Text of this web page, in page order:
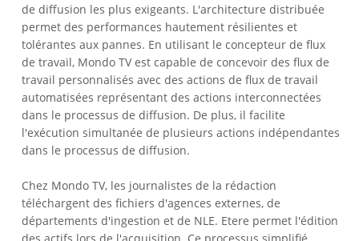
de diffusion les plus exigeants. L'architecture distribuée
permet des performances hautement résilientes et
tolérantes aux pannes. En utilisant le concepteur de flux
de travail, Mondo TV est capable de concevoir des flux de
travail personnalisés avec des actions de flux de travail
automatisées représentant des actions interconnectées
dans le processus de diffusion. De plus, il facilite
l'exécution simultanée de plusieurs actions indépendantes
dans le processus de diffusion.
Chez Mondo TV, les journalistes de la rédaction
téléchargent des fichiers d'agences externes, de
départements d'ingestion et de NLE. Etere permet l'édition
des actifs lors de l'acquisition. Ce processus simplifié